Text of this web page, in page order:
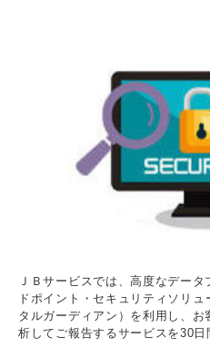
ＪＢサービスでは、高度なデー
ドポイント・ セキュリティソリ
タルガーディアン）を利用し、
析してご報告するサービスを30日